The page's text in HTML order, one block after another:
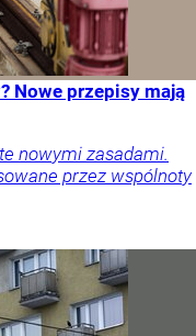
Nowe przepisy mają
nowymi zasadami.
przez wspólnoty